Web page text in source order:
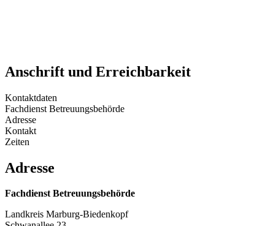
Anschrift und Erreichbarkeit
Kontaktdaten
Fachdienst Betreuungsbehörde
Adresse
Kontakt
Zeiten
Adresse
Fachdienst Betreuungsbehörde
Landkreis Marburg-Biedenkopf